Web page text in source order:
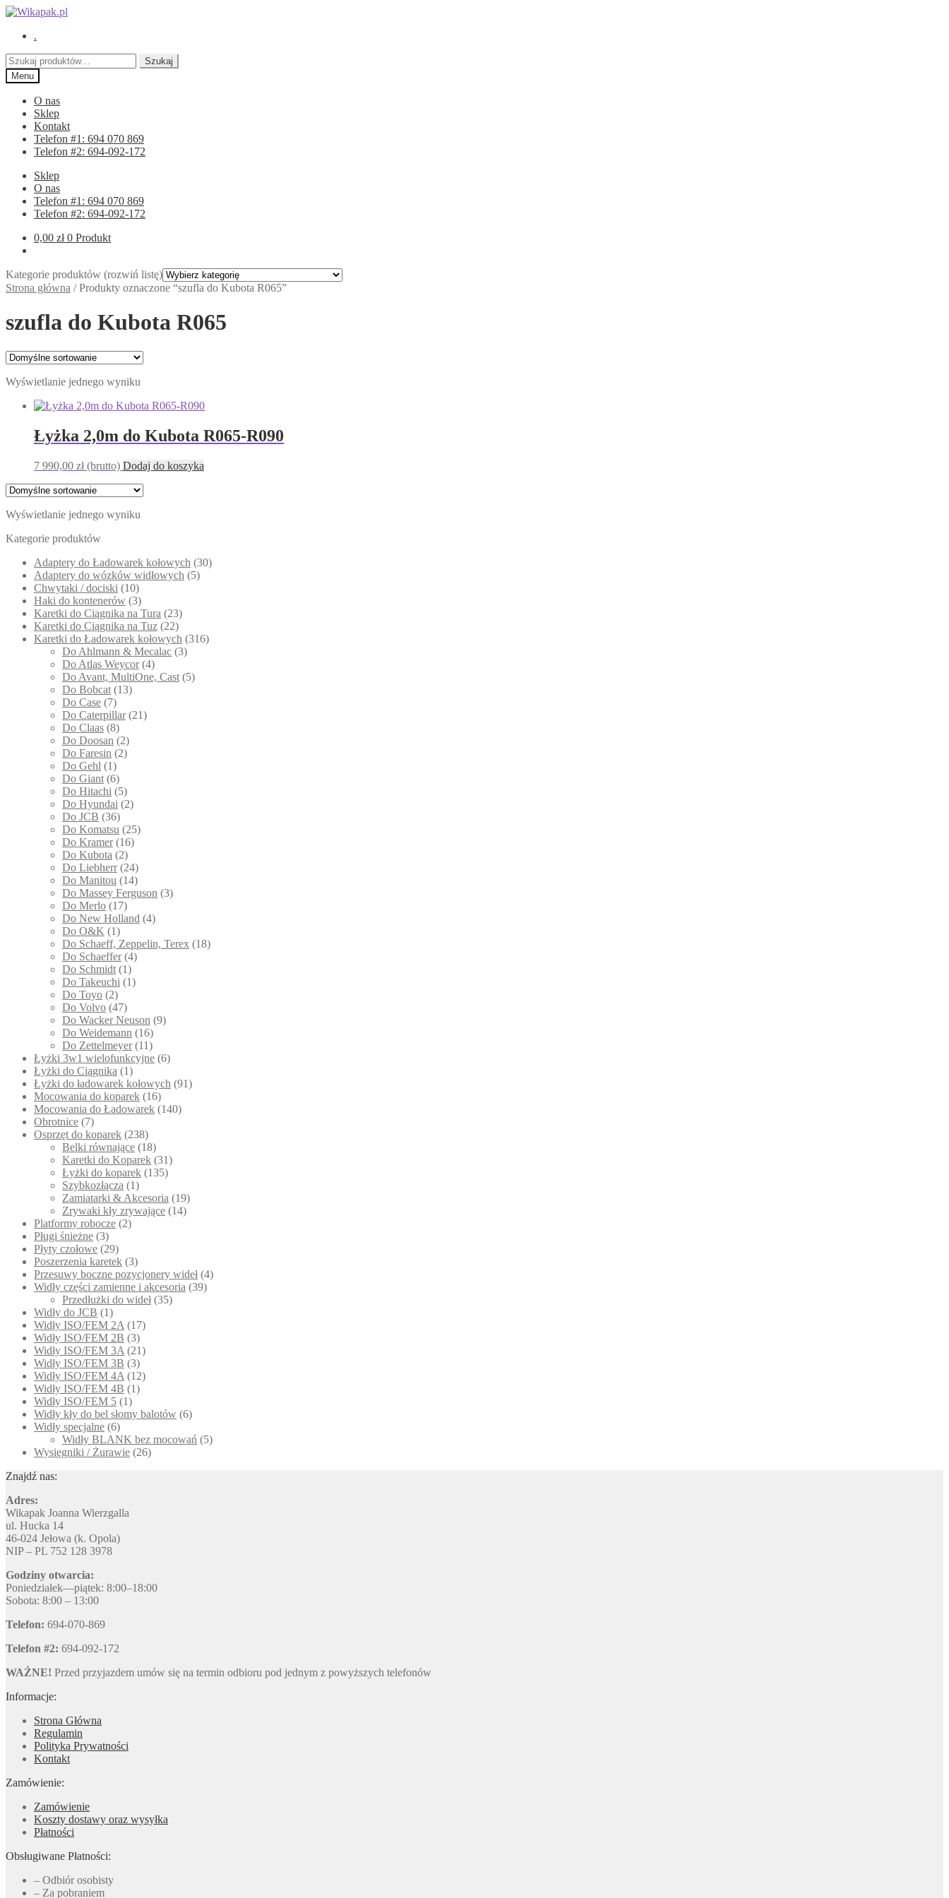
Przejdź
nawigacji
Przejdź
treści
.
Szukaj:
Szukaj
Menu
O nas
Sklep
Kontakt
Telefon #1: 694 070 869
Telefon #2: 694-092-172
Sklep
O nas
Telefon #1: 694 070 869
Telefon #2: 694-092-172
0,00 zł 0 Produkt
Kategorie produktów (rozwiń listę)
Strona główna /Produkty oznaczone “szufla do Kubota R065”
szufla do Kubota R065
Wyświetlanie jednego wyniku
Łyżka 2,0m do Kubota R065-R090
7 990,00 zł(brutto) Dodaj do koszyka
Wyświetlanie jednego wyniku
Kategorie produktów
Adaptery do Ładowarek kołowych (30)
Adaptery do wózków widłowych (5)
Chwytaki / dociski (10)
Haki do kontenerów (3)
Karetki do Ciągnika na Tura (23)
Karetki do Ciągnika na Tuz (22)
Karetki do Ładowarek kołowych (316)
Do Ahlmann & Mecalac (3)
Do Atlas Weycor (4)
Do Avant, MultiOne, Cast (5)
Do Bobcat (13)
Do Case (7)
Do Caterpillar (21)
Do Claas (8)
Do Doosan (2)
Do Faresin (2)
Do Gehl (1)
Do Giant (6)
Do Hitachi (5)
Do Hyundai (2)
Do JCB (36)
Do Komatsu (25)
Do Kramer (16)
Do Kubota (2)
Do Liebherr (24)
Do Manitou (14)
Do Massey Ferguson (3)
Do Merlo (17)
Do New Holland (4)
Do O&K (1)
Do Schaeff, Zeppelin, Terex (18)
Do Schaeffer (4)
Do Schmidt (1)
Do Takeuchi (1)
Do Toyo (2)
Do Volvo (47)
Do Wacker Neuson (9)
Do Weidemann (16)
Do Zettelmeyer (11)
Łyżki 3w1 wielofunkcyjne (6)
Łyżki do Ciągnika (1)
Łyżki do ładowarek kołowych (91)
Mocowania do koparek (16)
Mocowania do Ładowarek (140)
Obrotnice (7)
Osprzęt do koparek (238)
Belki równające (18)
Karetki do Koparek (31)
Łyżki do koparek (135)
Szybkozłącza (1)
Zamiatarki & Akcesoria (19)
Zrywaki kły zrywające (14)
Platformy robocze (2)
Pługi śnieżne (3)
Płyty czołowe (29)
Poszerzenia karetek (3)
Przesuwy boczne pozycjonery wideł (4)
Widły części zamienne i akcesoria (39)
Przedłużki do wideł (35)
Widły do JCB (1)
Widły ISO/FEM 2A (17)
Widły ISO/FEM 2B (3)
Widły ISO/FEM 3A (21)
Widły ISO/FEM 3B (3)
Widły ISO/FEM 4A (12)
Widły ISO/FEM 4B (1)
Widły ISO/FEM 5 (1)
Widły kły do bel słomy balotów (6)
Widły specjalne (6)
Widły BLANK bez mocowań (5)
Wysięgniki / Żurawie (26)
Znajdź nas:
Adres:
Wikapak Joanna Wierzgalla
ul. Hucka 14
46-024 Jełowa (k. Opola)
NIP – PL 752 128 3978
Godziny otwarcia:
Poniedziałek—piątek: 8:00–18:00
Sobota: 8:00 – 13:00
Telefon: 694-070-869
Telefon #2: 694-092-172
WAŻNE! Przed przyjazdem umów się na termin odbioru pod jednym z powyższych telefonów
Informacje:
Strona Główna
Regulamin
Polityka Prywatności
Kontakt
Zamówienie:
Zamówienie
Koszty dostawy oraz wysyłka
Płatności
Obsługiwane Płatności:
– Odbiór osobisty
– Za pobraniem